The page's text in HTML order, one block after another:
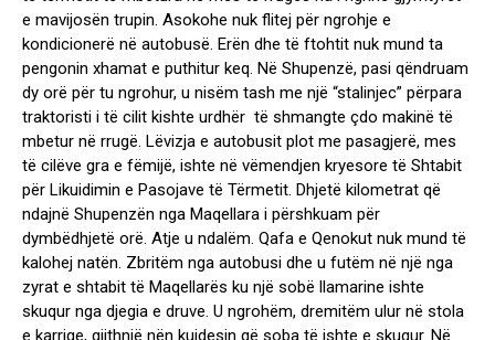
e mavijosën trupin. Asokohe nuk flitej për ngrohje e
kondicionerë në autobusë. Erën dhe të ftohtit nuk mund ta
pengonin xhamat e puthitur keq. Në Shupenzë, pasi qëndruam
dy orë për tu ngrohur, u nisëm tash me një “stalinjec” përpara
traktoristi i të cilit kishte urdhër të shmangte çdo makinë të
mbetur në rrugë. Lëvizja e autobusit plot me pasagjerë, mes
të cilëve gra e fëmijë, ishte në vëmendjen kryesore të Shtabit
për Likuidimin e Pasojave të Tërmetit. Dhjetë kilometrat që
ndajnë Shupenzën nga Maqellara i përshkuam për
dymbëdhjetë orë. Atje u ndalëm. Qafa e Qenokut nuk mund të
kalohej natën. Zbritëm nga autobusi dhe u futëm në një nga
zyrat e shtabit të Maqellarës ku një sobë llamarine ishte
skuqur nga djegia e druve. U ngrohëm, dremitëm ulur në stola
e karrige, gjithnjë nën kujdesin që soba të ishte e skuqur. Në